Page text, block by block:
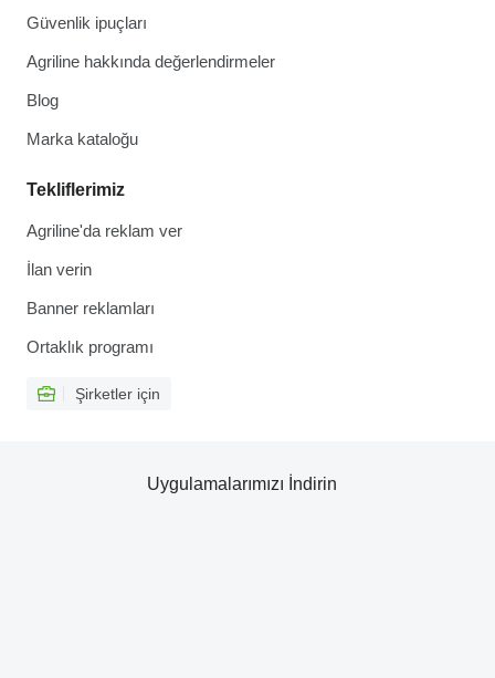
Güvenlik ipuçları
Agriline hakkında değerlendirmeler
Blog
Marka kataloğu
Tekliflerimiz
Agriline'da reklam ver
İlan verin
Banner reklamları
Ortaklık programı
Şirketler için
Uygulamalarımızı İndirin